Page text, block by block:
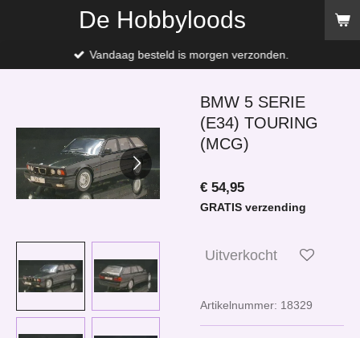
de
De Hobbyloods
Vandaag besteld is morgen verzonden.
BMW 5 SERIE
(E34) TOURING
(MCG)
€ 54,95
GRATIS verzending
Uitverkocht
Artikelnummer: 18329